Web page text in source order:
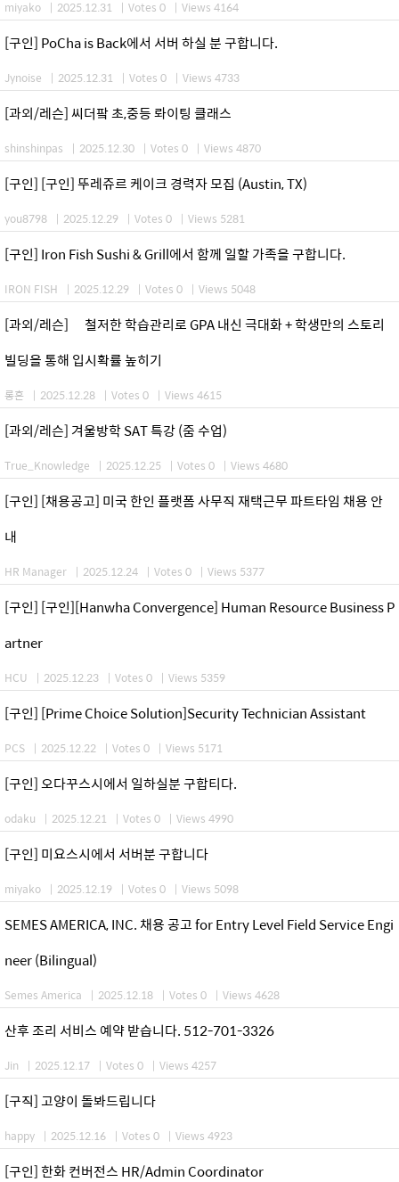
miyako | 2025.12.31 | Votes 0 | Views 4164
[구인] PoCha is Back에서 서버 하실 분 구합니다.
Jynoise | 2025.12.31 | Votes 0 | Views 4733
[과외/레슨] 씨더팤 초,중등 롸이팅 클래스
shinshinpas | 2025.12.30 | Votes 0 | Views 4870
[구인] [구인] 뚜레쥬르 케이크 경력자 모집 (Austin, TX)
you8798 | 2025.12.29 | Votes 0 | Views 5281
[구인] Iron Fish Sushi & Grill에서 함께 일할 가족을 구합니다.
IRON FISH | 2025.12.29 | Votes 0 | Views 5048
[과외/레슨] 철저한 학습관리로 GPA 내신 극대화 + 학생만의 스토리
빌딩을 통해 입시확률 높히기
롱혼 | 2025.12.28 | Votes 0 | Views 4615
[과외/레슨] 겨울방학 SAT 특강 (줌 수업)
True_Knowledge | 2025.12.25 | Votes 0 | Views 4680
[구인] [채용공고] 미국 한인 플랫폼 사무직 재택근무 파트타임 채용 안
내
HR Manager | 2025.12.24 | Votes 0 | Views 5377
[구인] [구인][Hanwha Convergence] Human Resource Business P
artner
HCU | 2025.12.23 | Votes 0 | Views 5359
[구인] [Prime Choice Solution]Security Technician Assistant
PCS | 2025.12.22 | Votes 0 | Views 5171
[구인] 오다꾸스시에서 일하실분 구합티다.
odaku | 2025.12.21 | Votes 0 | Views 4990
[구인] 미요스시에서 서버분 구합니다
miyako | 2025.12.19 | Votes 0 | Views 5098
SEMES AMERICA, INC. 채용 공고 for Entry Level Field Service Engi
neer (Bilingual)
Semes America | 2025.12.18 | Votes 0 | Views 4628
산후 조리 서비스 예약 받습니다. 512-701-3326
Jin | 2025.12.17 | Votes 0 | Views 4257
[구직] 고양이 돌봐드립니다
happy | 2025.12.16 | Votes 0 | Views 4923
[구인] 한화 컨버전스 HR/Admin Coordinator